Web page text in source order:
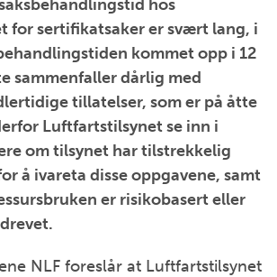
hos
for sertifikatsaker er svært lang, i
kommet opp i 12
sammenfaller dårlig med
tillatelser, som er på åtte
Luftfartstilsynet se inn i
om tilsynet har tilstrekkelig
å ivareta disse oppgavene, samt
er risikobasert eller
NLF foreslår at Luftfartstilsynet